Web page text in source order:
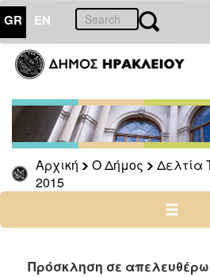
GR EN
Αρχική Ο Δήμος Δελτία
2015
ΔΗΜΟΣ
Δελτία
Τύπου
Αρχείο
2026
2025
2022
Πρόσκληση σε